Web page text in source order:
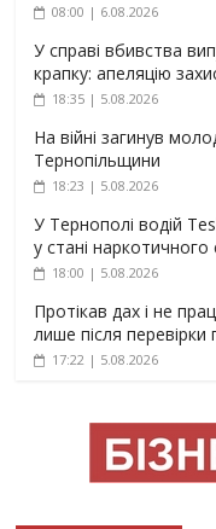
08:00 | 6.08.2026
У справі вбивства
крапку: апеляцію
18:35 | 5.08.2026
На війні загинув
Тернопільщини
18:23 | 5.08.2026
У Тернополі водій
у стані наркотичного
18:00 | 5.08.2026
Протікав дах і не
лише після
17:22 | 5.08.2026